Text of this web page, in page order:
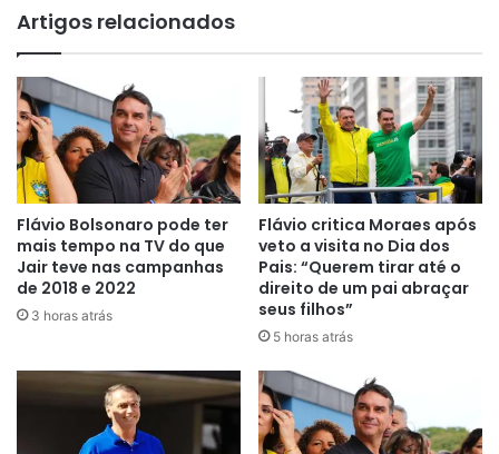
Artigos relacionados
Flávio Bolsonaro pode ter
mais tempo na TV do que
Jair teve nas campanhas
de 2018 e 2022
3 horas atrás
Flávio critica Moraes após
veto a visita no Dia dos
Pais: “Querem tirar até o
direito de um pai abraçar
seus filhos”
5 horas atrás